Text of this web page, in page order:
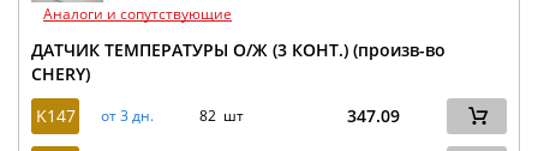
Аналоги и сопутствующие
ДАТЧИК ТЕМПЕРАТУРЫ О/Ж (3 КОНТ.) (произв-во
CHERY)
K147
от 3 дн. 82 шт 347.09